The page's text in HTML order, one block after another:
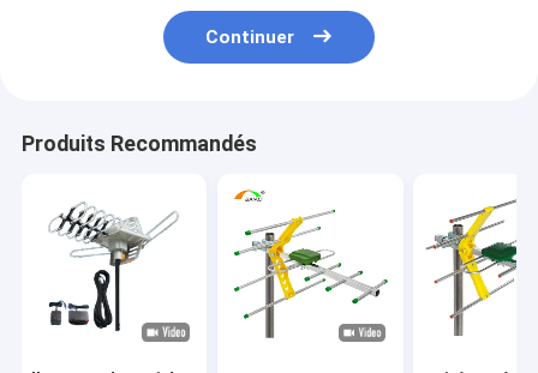
Continuer
Produits Recommandés